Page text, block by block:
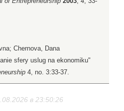
Chernova, Dana
sfery uslug na ekonomiku"
4, no. 3:33-37.
в 23:50:26